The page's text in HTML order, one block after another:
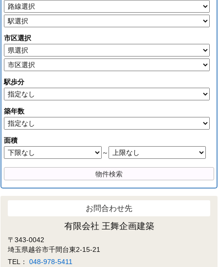
市区選択
駅歩分
築年数
面積
～
お問合わせ先
有限会社 王舞企画建築
〒343-0042
埼玉県越谷市千間台東2-15-21
TEL：048-978-5411